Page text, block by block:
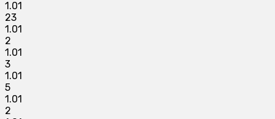
1.01
23
1.01
2
1.01
3
1.01
5
1.01
2